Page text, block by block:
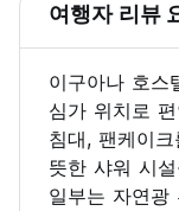
여행자 리뷰
이구아나 호스
심가 위치로
침대, 팬케이
뜻한 샤워 시
일부는 자연광